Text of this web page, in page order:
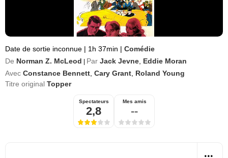
Date de sortie inconnue | 1h 37min | Comédie
De Norman Z. McLeod Par Jack Jevne Eddie Moran
Avec Constance Bennett Cary Grant Roland Young
Titre original Topper
Spectateurs
2,8
Mes amis
--